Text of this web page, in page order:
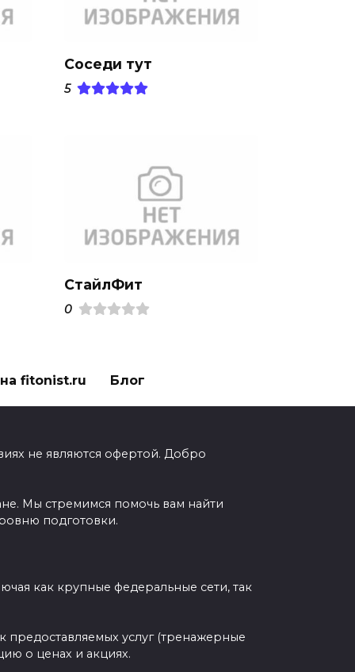
Соседи тут
5
СтайлФит
0
fitonist.ru Блог
не являются офертой. Добро
Мы стремимся помочь вам найти
подготовки.
как крупные федеральные сети, так
услуг (тренажерные
о ценах и акциях.